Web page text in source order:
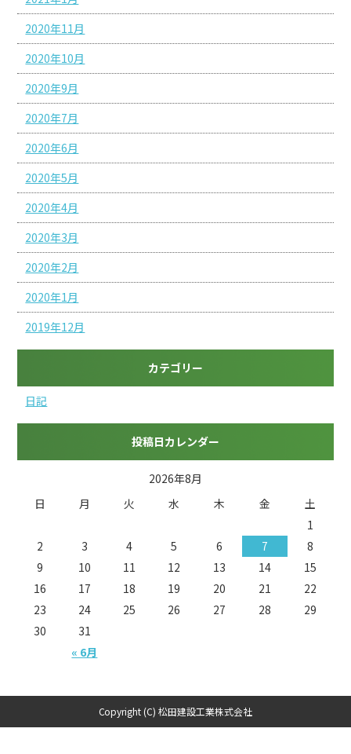
2020年11月
2020年10月
2020年9月
2020年7月
2020年6月
2020年5月
2020年4月
2020年3月
2020年2月
2020年1月
2019年12月
カテゴリー
日記
投稿日カレンダー
2026年8月
日
月 火 水 木 金 土
« 6月
1
2
3 4 5 6 7
8
9
10 11 12 13 14
15
16
17 18 19 20 21
22
23
24 25 26 27 28
29
30
31
Copyright (C) 松田建設工業株式会社